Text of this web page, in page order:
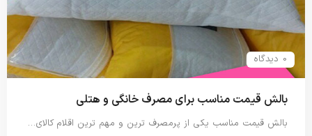
0 دیدگاه
بالش قیمت مناسب برای مصرف خانگی و هتلی
بالش قیمت مناسب یکی از پرمصرف ترین و مهم ترین اقلام کالای…